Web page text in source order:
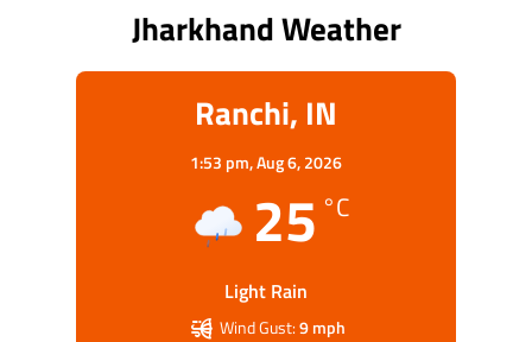
Jharkhand Weather
Ranchi, IN
1:53 pm,Aug 6, 2026
25 °C
Light Rain
Wind Gust:9 mph